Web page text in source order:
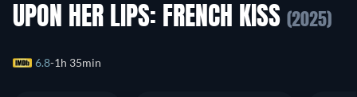
UPON HER LIPS: FRENCH KISS (2025)
6.8 1h 35min